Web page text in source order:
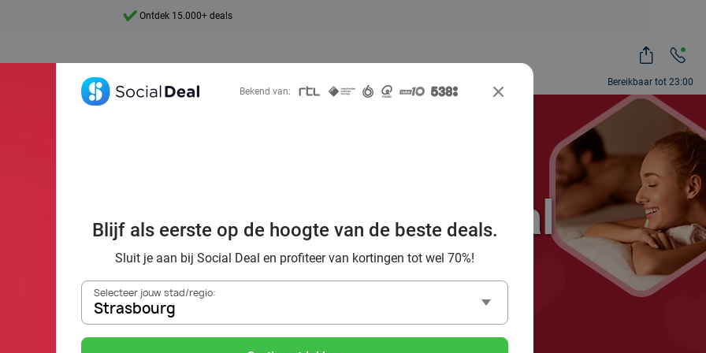
Bereikbaar tot 23:00
7 dagen per week beschikbaar
16 tips van Social Deal
de ideale dates!
Bekend van:
Blijf als eerste op de hoogte van de beste deals.
Sluit je aan bij Social Deal en profiteer van kortingen tot wel 70%!
Selecteer jouw stad/regio:
Strasbourg